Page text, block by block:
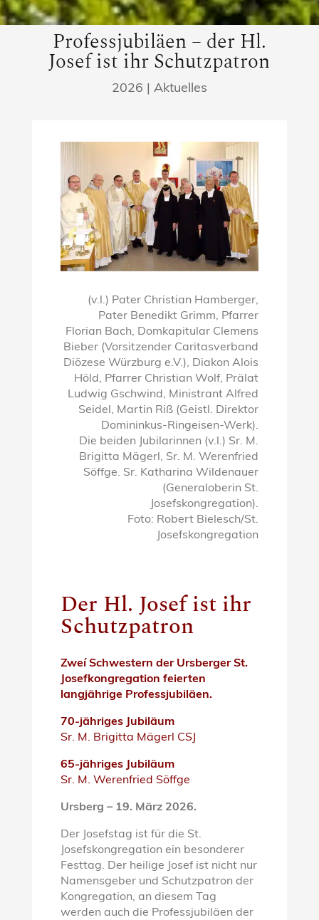
Professjubiläen – der Hl.
Josef ist ihr Schutzpatron
2026 Aktuelles
(v.l.) Pater Christian Hamberger,
Pater Benedikt Grimm, Pfarrer
Florian Bach, Domkapitular Clemens
Bieber (Vorsitzender Caritasverband
Diözese Würzburg e.V.), Diakon Alois
Höld, Pfarrer Christian Wolf, Prälat
Ludwig Gschwind, Ministrant Alfred
Seidel, Martin Riß (Geistl. Direktor
Domininkus-Ringeisen-Werk).
Die beiden Jubilarinnen (v.l.) Sr. M.
Brigitta Mägerl, Sr. M. Werenfried
Söffge. Sr. Katharina Wildenauer
(Generaloberin St.
Josefskongregation).
Foto: Robert Bielesch/St.
Josefskongregation
Der Hl. Josef ist ihr
Schutzpatron
Zweí Schwestern der Ursberger St.
Josefkongregation feierten
langjährige Professjubiläen.
70-jähriges Jubiläum
Sr. M. Brigitta Mägerl CSJ
65-jähriges Jubiläum
Sr. M. Werenfried Söffge
Ursberg – 19. März 2026.
Der Josefstag ist für die St.
Josefskongregation ein besonderer
Festtag. Der heilige Josef ist nicht nur
Namensgeber und Schutzpatron der
Kongregation, an diesem Tag
werden auch die Professjubiläen der